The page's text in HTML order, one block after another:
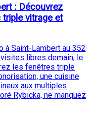
: Découvrez
vitrage et
à Saint-Lambert au 352
libres demain, le
les fenêtres triple
une cuisine
aux multiples
Rybicka, ne manquez